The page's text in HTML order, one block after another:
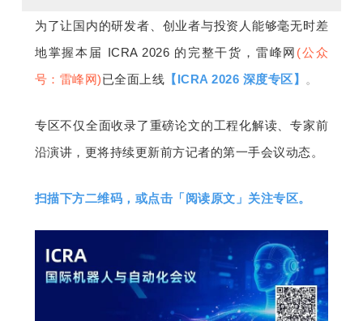
为了让国内的研发者、创业者与投资人能够毫无时差
地掌握本届 ICRA 2026 的完整干货，雷峰网 (公众
号：雷峰网)已全面上线 【ICRA 2026 深度专区】 。
专区不仅全面收录了重磅论文的工程化解读、专家前
沿演讲，更将持续更新前方记者的第一手会议动态。
扫描下方二维码，或点击 「阅读原文 」 关注专区。